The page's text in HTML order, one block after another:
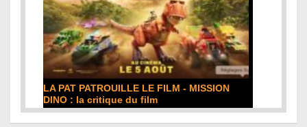
DE LA COMÉDIE-FRANÇAISE : la critique du
film